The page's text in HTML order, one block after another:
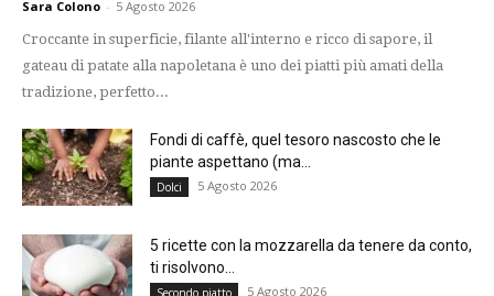
Sara Colono - 5 Agosto 2026
Croccante in superficie, filante all'interno e ricco di sapore, il
gateau di patate alla napoletana è uno dei piatti più amati della
tradizione, perfetto...
Fondi di caffè, quel tesoro nascosto che le
piante aspettano (ma...
Dolci 5 Agosto 2026
5 ricette con la mozzarella da tenere da conto,
ti risolvono...
5 Agosto 2026